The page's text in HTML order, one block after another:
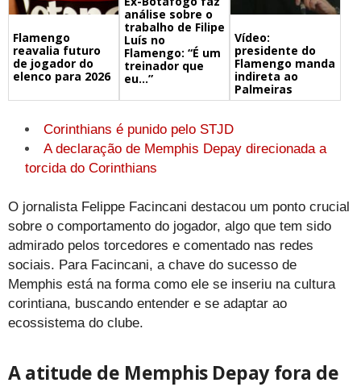
Flamengo
reavalia futuro
de jogador do
elenco para 2026
análise sobre o
trabalho de Filipe
Luís no
Flamengo: “É um
treinador que
eu…”
Vídeo:
presidente do
Flamengo manda
indireta ao
Palmeiras
Corinthians é punido pelo STJD
A declaração de Memphis Depay direcionada a
torcida do Corinthians
O jornalista Felippe Facincani destacou um ponto crucial
sobre o comportamento do jogador, algo que tem sido
admirado pelos torcedores e comentado nas redes
sociais. Para Facincani, a chave do sucesso de
Memphis está na forma como ele se inseriu na cultura
corintiana, buscando entender e se adaptar ao
ecossistema do clube.
A atitude de Memphis Depay fora de